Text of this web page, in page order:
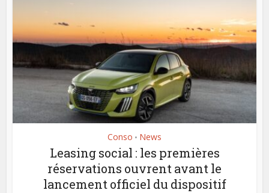
Conso • News
Leasing social : les premières
réservations ouvrent avant le
lancement officiel du dispositif